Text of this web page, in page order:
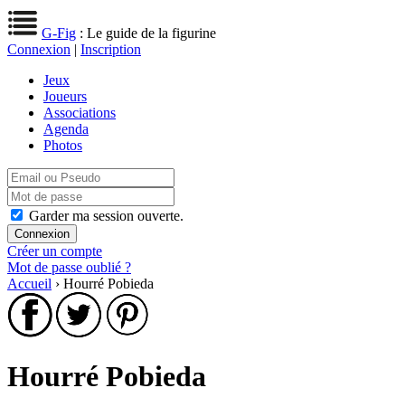
G-Fig : Le guide de la figurine
Connexion | Inscription
Jeux
Joueurs
Associations
Agenda
Photos
Garder ma session ouverte.
Créer un compte
Mot de passe oublié ?
Accueil › Hourré Pobieda
Hourré Pobieda